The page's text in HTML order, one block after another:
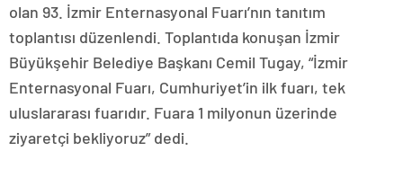
olan 93. İzmir Enternasyonal Fuarı’nın tanıtım
toplantısı düzenlendi. Toplantıda konuşan İzmir
Büyükşehir Belediye Başkanı Cemil Tugay, “İzmir
Enternasyonal Fuarı, Cumhuriyet’in ilk fuarı, tek
uluslararası fuarıdır. Fuara 1 milyonun üzerinde
ziyaretçi bekliyoruz” dedi.